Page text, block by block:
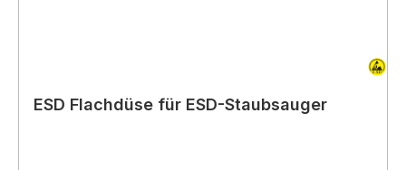
ESD Flachdüse für ESD-Staubsauger